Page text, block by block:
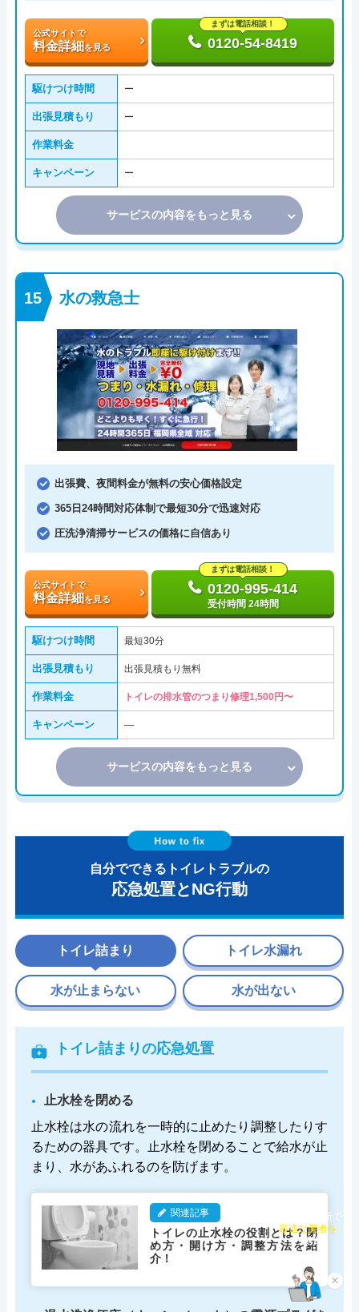
公式サイトで
料金詳細を見る
まずは電話相談！
0120-54-8419
駆けつけ時間 ー
出張見積もり ー
作業料金
キャンペーン ー
サービスの内容をもっと見る
水の救急士
出張費、夜間料金が無料の安心価格設定
365日24時間対応体制で最短30分で迅速対応
圧洗浄清掃サービスの価格に自信あり
公式サイトで
料金詳細を見る
まずは電話相談！
0120-995-414
受付時間 24時間
駆けつけ時間 最短30分
出張見積もり 出張見積もり無料
作業料金 トイレの排水管のつまり修理1,500円〜
キャンペーン ―
サービスの内容をもっと見る
自分でできるトイレトラブルの
応急処置とNG行動
トイレ詰まり
トイレ詰まりの応急処置
止水栓を閉める
止水栓は水の流れを一時的に止めたり調整したりす
るための器具です。止水栓を閉めることで給水が止
まり、水があふれるのを防げます。
関連記事
トイレの止水栓の役割とは？閉
め方・開け方・調整方法を紹
介！
トイレ水漏れ
水が止まらない 水が出ない
×
チャット診断で
最適な業者を
ご提案